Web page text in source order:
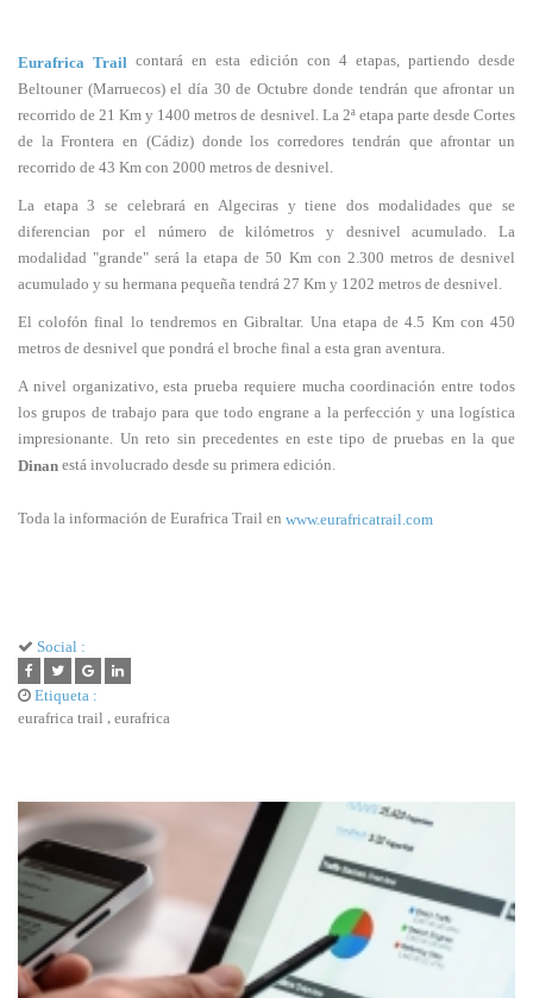
Eurafrica Trail contará en esta edición con 4 etapas, partiendo desde
Beltouner (Marruecos) el día 30 de Octubre donde tendrán que afrontar un
recorrido de 21 Km y 1400 metros de desnivel. La 2ª etapa parte desde Cortes
de la Frontera en (Cádiz) donde los corredores tendrán que afrontar un
recorrido de 43 Km con 2000 metros de desnivel.
La etapa 3 se celebrará en Algeciras y tiene dos modalidades que se
diferencian por el número de kilómetros y desnivel acumulado. La
modalidad "grande" será la etapa de 50 Km con 2.300 metros de desnivel
acumulado y su hermana pequeña tendrá 27 Km y 1202 metros de desnivel.
El colofón final lo tendremos en Gibraltar. Una etapa de 4.5 Km con 450
metros de desnivel que pondrá el broche final a esta gran aventura.
A nivel organizativo, esta prueba requiere mucha coordinación entre todos
los grupos de trabajo para que todo engrane a la perfección y una logística
impresionante. Un reto sin precedentes en este tipo de pruebas en la que
Dinan está involucrado desde su primera edición.
Toda la información de Eurafrica Trail en www.eurafricatrail.com
Social :
Etiqueta :
eurafrica trail
eurafrica